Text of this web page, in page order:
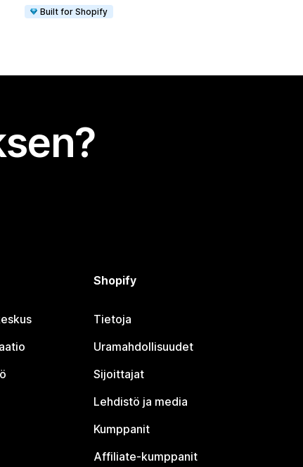
Built for Shopify
Shopify
Tietoja
Uramahdollisuudet
Sijoittajat
Lehdistö ja media
Kumppanit
Affiliate-kumppanit